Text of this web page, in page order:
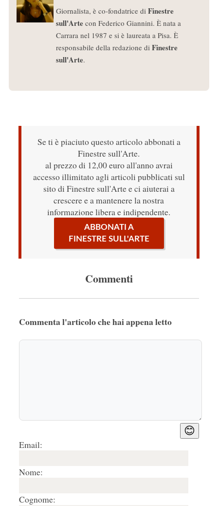
Giornalista, è co-fondatrice di Finestre
sull'Artecon Federico Giannini. È nata a
Carrara nel 1987 e si è laureata a Pisa. È
responsabile della redazione di Finestre
sull'Arte.
Se ti è piaciuto questo articolo abbonati a
Finestre sull'Arte.
al prezzo di 12,00 euro all'anno avrai
accesso illimitato agli articoli pubblicati sul
sito di Finestre sull'Arte e ci aiuterai a
crescere e a mantenere la nostra
informazione libera e indipendente.
ABBONATI A
FINESTRE SULL'ARTE
Commenti
Commenta l'articolo che hai appena letto
😊
Email:
Nome:
Cognome: